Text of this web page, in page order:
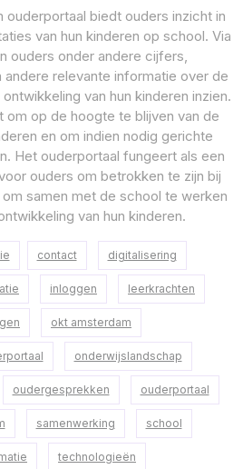
ouderportaal biedt ouders inzicht in
van hun kinderen op school. Via
ouders onder andere cijfers,
relevante informatie over de
van hun kinderen inzien.
om op de hoogte te blijven van de
en om indien nodig gerichte
Het ouderportaal fungeert als een
ouders om betrokken te zijn bij
samen met de school te werken
van hun kinderen.
contact digitalisering
inloggen leerkrachten
okt amsterdam
onderwijslandschap
oudergesprekken ouderportaal
samenwerking school
technologieën